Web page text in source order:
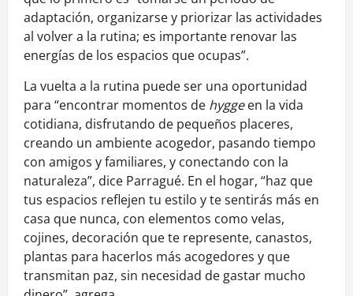
adaptación, organizarse y priorizar las actividades
al volver a la rutina; es importante renovar las
energías de los espacios que ocupas”.
La vuelta a la rutina puede ser una oportunidad
para “encontrar momentos de hyggeen la vida
cotidiana, disfrutando de pequeños placeres,
creando un ambiente acogedor, pasando tiempo
con amigos y familiares, y conectando con la
naturaleza”, dice Parragué. En el hogar, “haz que
tus espacios reflejen tu estilo y te sentirás más en
casa que nunca, con elementos como velas,
cojines, decoración que te represente, canastos,
plantas para hacerlos más acogedores y que
transmitan paz, sin necesidad de gastar mucho